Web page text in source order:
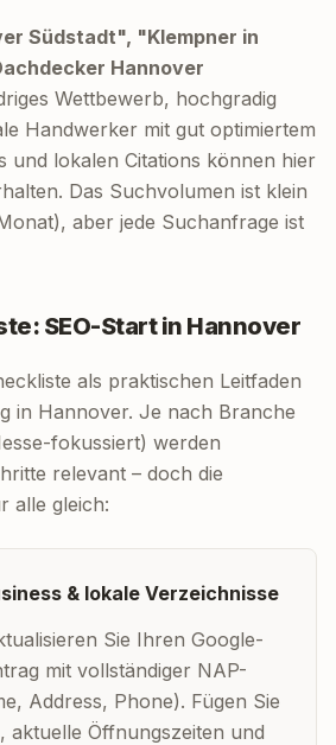
Südstadt", "Klempner in
Hannover
Wettbewerb, hochgradig
Handwerker mit gut optimiertem
und lokalen Citations können hier
Das Suchvolumen ist klein
aber jede Suchanfrage ist
SEO-Start in Hannover
als praktischen Leitfaden
in Hannover. Je nach Branche
fokussiert) werden
relevant – doch die
alle gleich:
& lokale Verzeichnisse
Sie Ihren Google-
mit vollständiger NAP-
Address, Phone). Fügen Sie
aktuelle Öffnungszeiten und